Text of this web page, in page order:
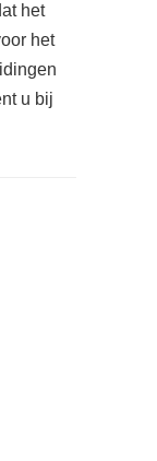
het
het
u bij